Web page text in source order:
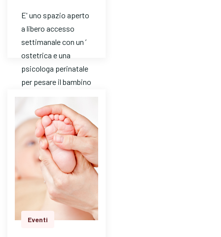
E' uno spazio aperto
a libero accesso
settimanale con un ’
ostetrica e una
psicologa perinatale
per pesare il bambino
dom…
Eventi